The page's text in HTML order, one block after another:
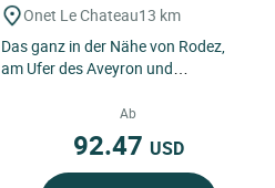
Onet Le Chateau13 km
Das ganz in der Nähe von Rodez,
am Ufer des Aveyron und
Roquette gelegene Hotel „Aux
Ab
92.47 USD